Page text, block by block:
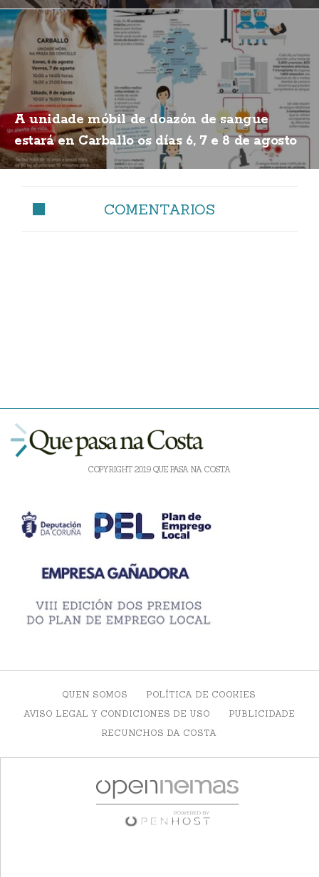
A unidade móbil de doazón de sangue
estará en Carballo os días 6, 7 e 8 de agosto
COMENTARIOS
COPYRIGHT 2019 QUE PASA NA COSTA
QUEN SOMOS
POLÍTICA DE COOKIES
AVISO LEGAL Y CONDICIONES DE USO
PUBLICIDADE
RECUNCHOS DA COSTA